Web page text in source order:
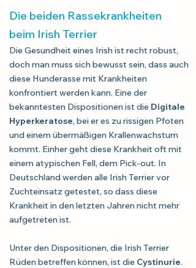
Die beiden Rassekrankheiten
beim Irish Terrier
Die Gesundheit eines Irish ist recht robust,
doch man muss sich bewusst sein, dass auch
diese Hunderasse mit Krankheiten
konfrontiert werden kann. Eine der
bekanntesten Dispositionen ist die Digitale
Hyperkeratose, bei er es zu rissigen Pfoten
und einem übermäßigen Krallenwachstum
kommt. Einher geht diese Krankheit oft mit
einem atypischen Fell, dem Pick-out. In
Deutschland werden alle Irish Terrier vor
Zuchteinsatz getestet, so dass diese
Krankheit in den letzten Jahren nicht mehr
aufgetreten ist.
Unter den Dispositionen, die Irish Terrier
Rüden betreffen können, ist die Cystinurie.